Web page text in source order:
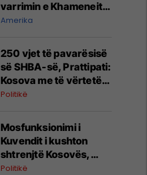
varrimin e Khameneit,
por nuk do t’i godasim
Amerika
​250 vjet të pavarësisë
së SHBA-së, Prattipati:
Kosova me të vërtetë
është shteti më pro-
Politikë
Mosfunksionimi i
Kuvendit i kushton
shtrenjtë Kosovës,
ekspertët
Politikë